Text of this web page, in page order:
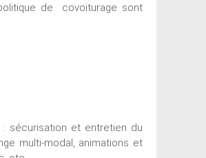
de covoiturage sont
sécurisation et entretien du
multi-modal, animations et